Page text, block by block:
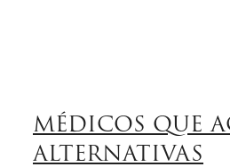
MÉDICOS QUE
ALTERNATIVAS